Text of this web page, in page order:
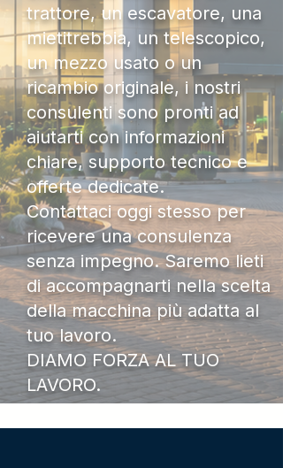
trattore, un escavatore, una
mietitrebbia, un telescopico,
un mezzo usato o un
ricambio originale, i nostri
consulenti sono pronti ad
aiutarti con informazioni
chiare, supporto tecnico e
offerte dedicate.
Contattaci oggi stesso per
ricevere una consulenza
senza impegno. Saremo lieti
di accompagnarti nella scelta
della macchina più adatta al
tuo lavoro.
DIAMO FORZA AL TUO
LAVORO.